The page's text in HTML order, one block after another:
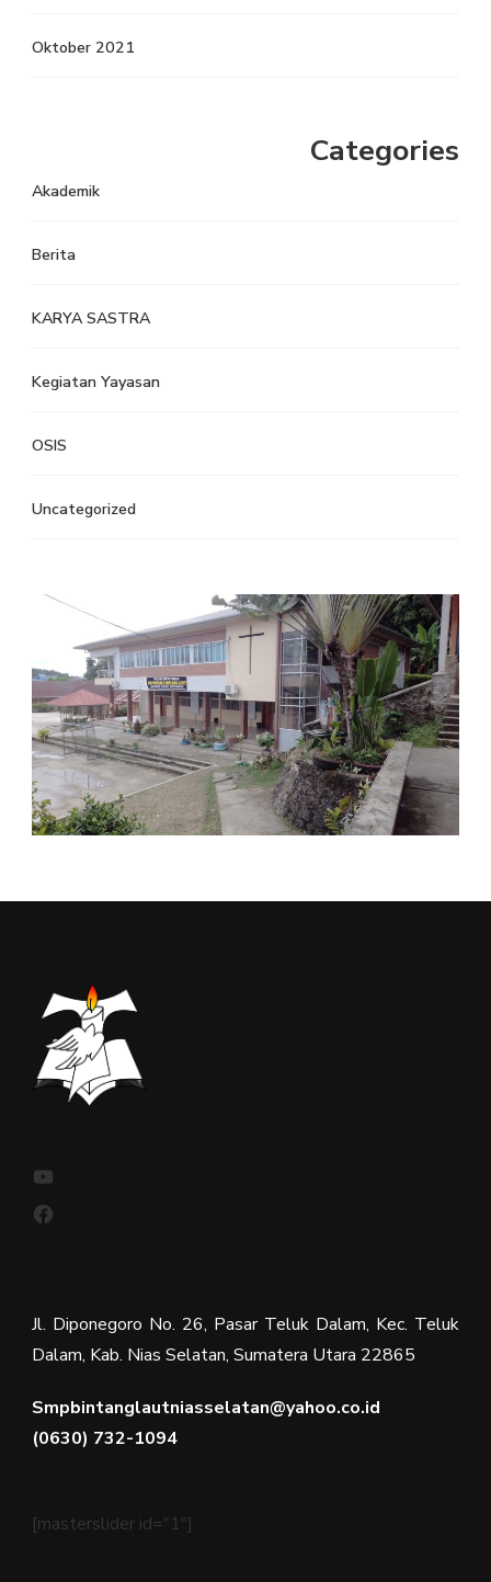
Oktober 2021
Categories
Akademik
Berita
KARYA SASTRA
Kegiatan Yayasan
OSIS
Uncategorized
Jl. Diponegoro No. 26, Pasar Teluk Dalam, Kec. Teluk
Dalam, Kab. Nias Selatan, Sumatera Utara 22865
Smpbintanglautniasselatan@yahoo.co.id
(0630) 732-1094
[masterslider id="1"]